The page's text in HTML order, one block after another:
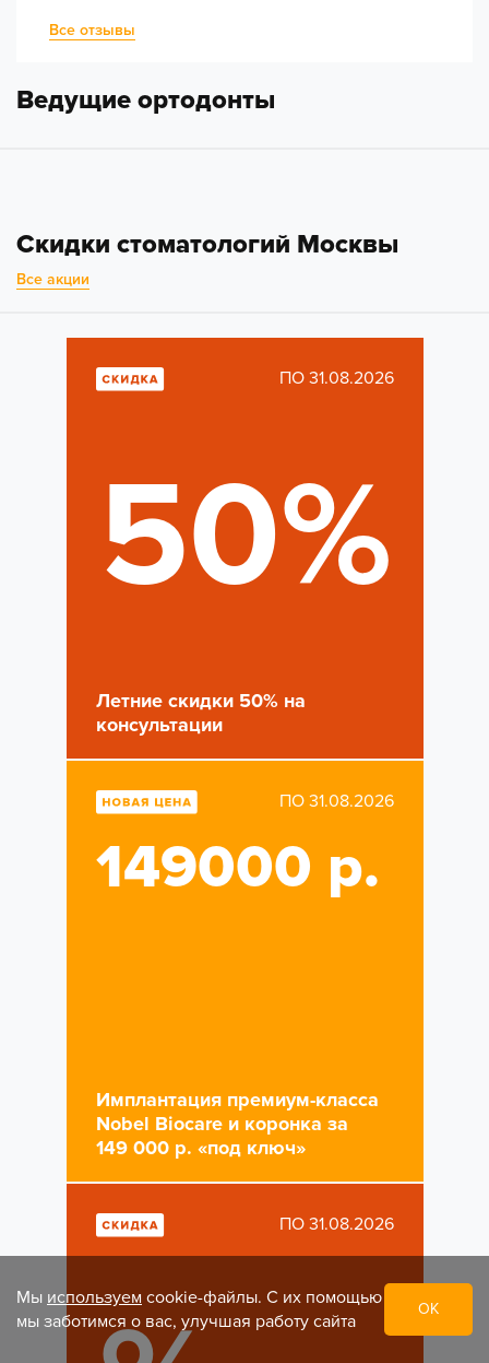
Все отзывы
Ведущие ортодонты
Скидки стоматологий Москвы
Все акции
ПО 31.08.2026
50%
Летние скидки 50% на
консультации
ПО 31.08.2026
149000 р.
Имплантация премиум-класса
Nobel Biocare и коронка за
149 000 р. «под ключ»
ПО 31.08.2026
Мы используем cookie-файлы. С их помощью
мы заботимся о вас, улучшая работу сайта
ОК